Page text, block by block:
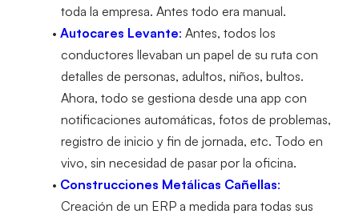
toda la empresa. Antes todo era manual.
Autocares Levante: Antes, todos los
conductores llevaban un papel de su ruta con
detalles de personas, adultos, niños, bultos.
Ahora, todo se gestiona desde una app con
notificaciones automáticas, fotos de problemas,
registro de inicio y fin de jornada, etc. Todo en
vivo, sin necesidad de pasar por la oficina.
Construcciones Metálicas Cañellas:
Creación de un ERP a medida para todas sus